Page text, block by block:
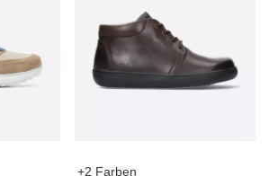
+2 Farben